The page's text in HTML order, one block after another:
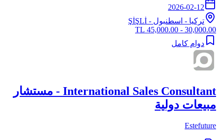
2026-02-12
تركيا - اسطنبول - ŞİŞLİ
30,000.00 - 45,000.00 TL
دوام كامل
International Sales Consultant - مستشار
مبيعات دولية
Estefuture